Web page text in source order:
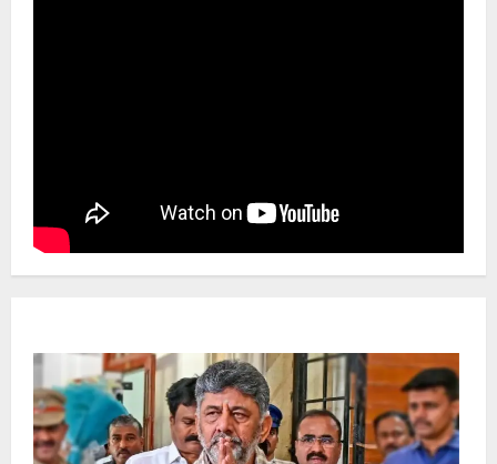
Newsbeat ಜಿಲ್ಲೆ ರಾಜಕೀಯ ರಾಜ್ಯ
ಡಿಕೆಶಿ ಜತೆ 14 ಮಂದಿ ಪ್ರಮಾಣವಚನ ಸಾಧ್ಯತೆ.. ಇಲ್ಲಿದೆ
ಸಂಭಾವ್ಯ ಸಚಿವರ ಫೈನಲ್ ಲಿಸ್ಟ್‌!